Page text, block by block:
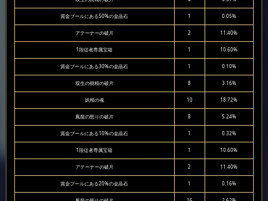
賞金プールにある50%の金晶石 1 0.05%
アテーナーの破片 2 11.40%
1段従者専属宝箱 1 10.60%
賞金プールにある30%の金晶石 1 0.10%
双生の樹精の破片 8 3.16%
妖精の魂 10 18.72%
鳳龍の怒りの破片 8 5.24%
賞金プールにある10%の金晶石 1 0.32%
1段従者専属宝箱 1 10.60%
アテーナーの破片 2 11.40%
賞金プールにある20%の金晶石 1 0.16%